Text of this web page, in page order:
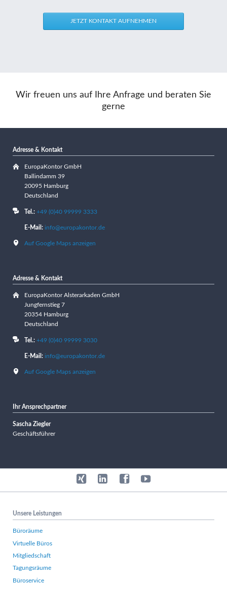
JETZT KONTAKT AUFNEHMEN
Wir freuen uns auf Ihre Anfrage und beraten Sie
gerne
Adresse & Kontakt
EuropaKontor GmbH
Ballindamm 39
20095 Hamburg
Deutschland
Tel.: +49 (0)40 99999 3333
E-Mail: info@europakontor.de
Auf Google Maps anzeigen
Adresse & Kontakt
EuropaKontor Alsterarkaden GmbH
Jungfernstieg 7
20354 Hamburg
Deutschland
Tel.: +49 (0)40 99999 3030
E-Mail: info@europakontor.de
Auf Google Maps anzeigen
Ihr Ansprechpartner
Sascha Ziegler
Geschäftsführer
Unsere Leistungen
Büroräume
Virtuelle Büros
Mitgliedschaft
Tagungsräume
Büroservice